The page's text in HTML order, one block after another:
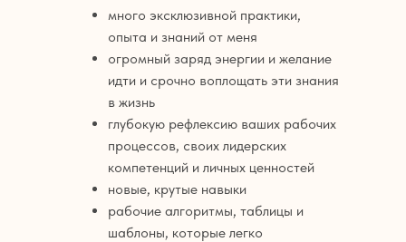
много эксклюзивной практики,
опыта и знаний от меня
огромный заряд энергии и желание
идти и срочно воплощать эти знания
в жизнь
глубокую рефлексию ваших рабочих
процессов, своих лидерских
компетенций и личных ценностей
новые, крутые навыки
рабочие алгоритмы, таблицы и
шаблоны, которые легко